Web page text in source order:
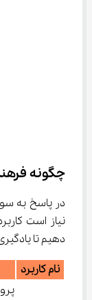
چگونه
در پاسخ به
نیاز است
دهیم تا یادگیری
نام کاربرد